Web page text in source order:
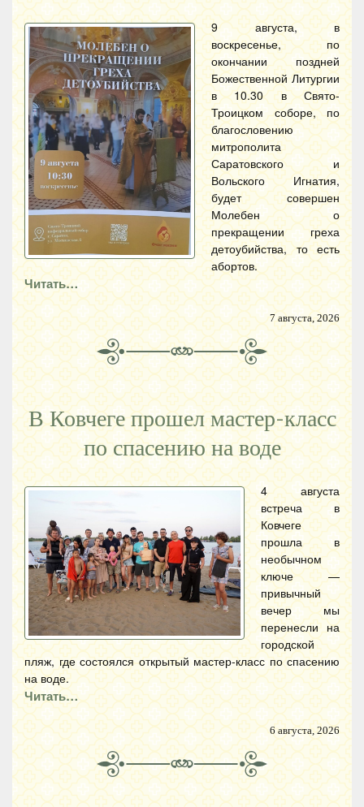
9 августа, в
воскресенье, по
окончании поздней
Божественной Литургии
в 10.30 в Свято-
Троицком соборе, по
благословению
митрополита
Саратовского и
Вольского Игнатия,
будет совершен
Молебен о
прекращении греха
детоубийства, то есть
абортов.
Читать…
7 августа, 2026
В Ковчеге прошел мастер-класс
по спасению на воде
4 августа
встреча в
Ковчеге
прошла в
необычном
ключе —
привычный
вечер мы
перенесли на
городской
пляж, где состоялся открытый мастер-класс по спасению
на воде.
Читать…
6 августа, 2026